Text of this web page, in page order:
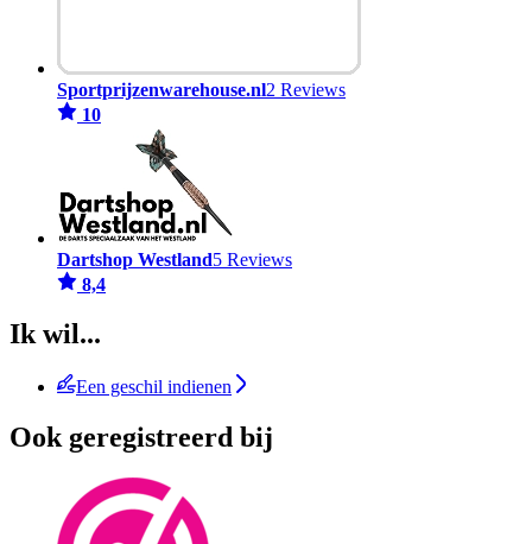
Sportprijzenwarehouse.nl2 Reviews
10
Dartshop Westland5 Reviews
8,4
Ik wil...
Een geschil indienen
Ook geregistreerd bij